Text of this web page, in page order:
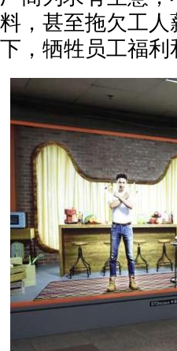
料，甚至拖欠工人
下，牺牲员工福利